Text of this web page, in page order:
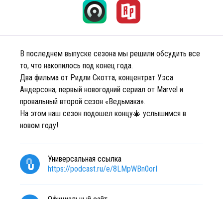
В последнем выпуске сезона мы решили обсудить все
то, что накопилось под конец года.
Два фильма от Ридли Скотта, концентрат Уэса
Андерсона, первый новогодний сериал от Marvel и
провальный второй сезон «Ведьмака».
На этом наш сезон подошел концу🎄 услышимся в
новом году!
Универсальная ссылка
https://podcast.ru/e/8LMpWBn0orI